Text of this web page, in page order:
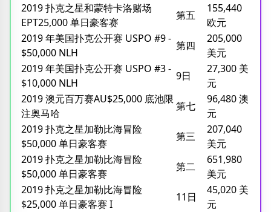
2019 扑克之星和蒙特卡洛赌场
EPT25,000 单日豪客赛
第五
155,440
欧元
2019 年美国扑克公开赛 USPO #9 -
$50,000 NLH
第四
205,000
美元
2019 年美国扑克公开赛 USPO #3 -
$10,000 NLH
9日
27,300 美
元
2019 澳元百万赛AU$25,000 底池限
注奥马哈
第七
96,480 澳
元
2019 扑克之星加勒比海冒险
$50,000 单日豪客赛
第三
207,040
美元
2019 扑克之星加勒比海冒险
$50,000 单日豪客赛
第二
651,980
美元
2019 扑克之星加勒比海冒险
$25,000 单日豪客赛 I
11日
45,020 美
元